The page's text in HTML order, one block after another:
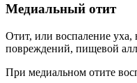
Медиальный отит
Отит, или воспаление уха,
повреждений, пищевой
При медиальном отите